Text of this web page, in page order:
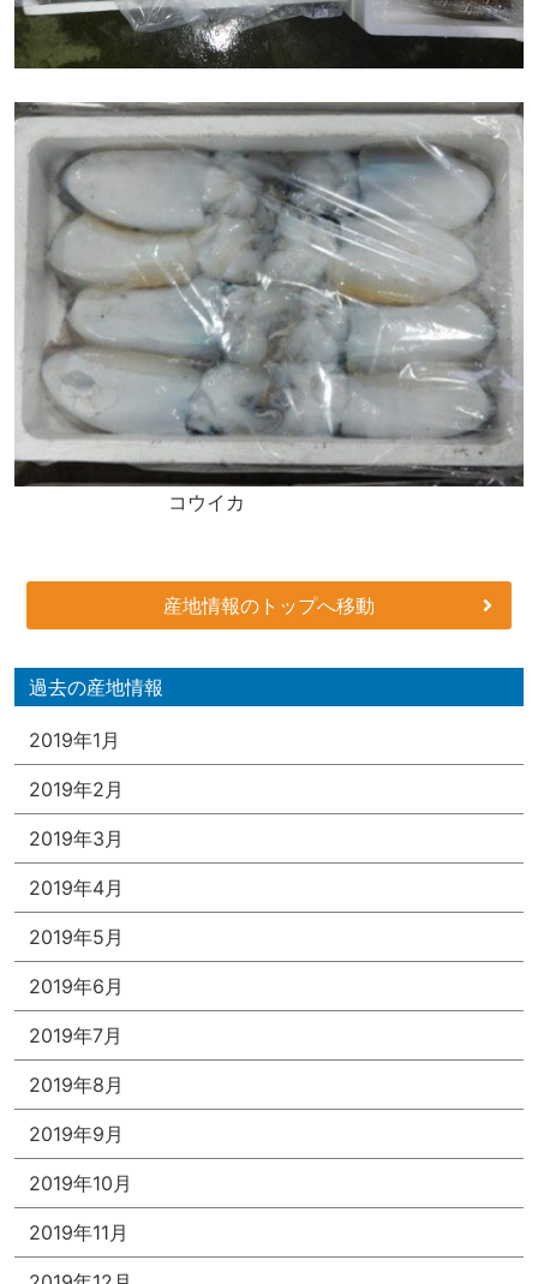
コウイカ
産地情報のトップへ移動
過去の産地情報
2019年1月
2019年2月
2019年3月
2019年4月
2019年5月
2019年6月
2019年7月
2019年8月
2019年9月
2019年10月
2019年11月